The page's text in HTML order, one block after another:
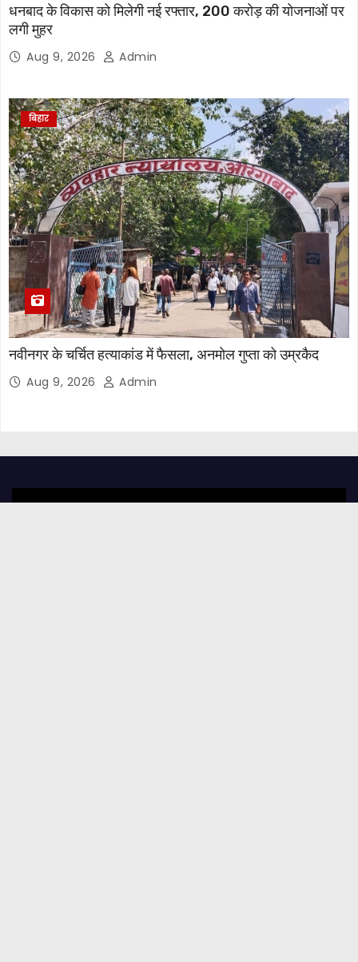
धनबाद के विकास को मिलेगी नई रफ्तार, 200 करोड़ की योजनाओं पर
लगी मुहर
Aug 9, 2026 Admin
बिहार
नवीनगर के चर्चित हत्याकांड में फैसला, अनमोल गुप्ता को उम्रकैद
Aug 9, 2026 Admin